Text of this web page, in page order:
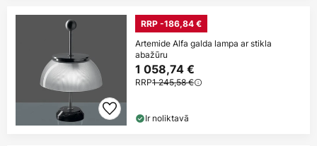
RRP -186,84 €
Artemide Alfa galda lampa ar stikla
abažūru
1 058,74 €
RRP1 245,58 €
Ir noliktavā